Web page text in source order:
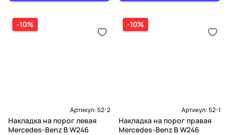
-10%
Артикул:52-2
Накладка на порог левая
Mercedes-Benz B W246
-10%
Артикул:52-1
Накладка на порог правая
Mercedes-Benz B W246